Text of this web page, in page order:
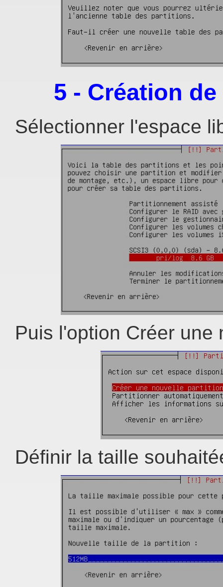
5 - Création
Sélectionner l'espace
Puis l'option Créer une
Définir la taille